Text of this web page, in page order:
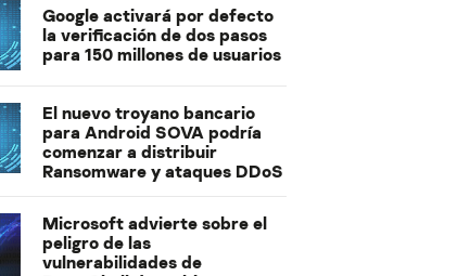
Google activará por defecto
la verificación de dos pasos
para 150 millones de usuarios
El nuevo troyano bancario
para Android SOVA podría
comenzar a distribuir
Ransomware y ataques DDoS
Microsoft advierte sobre el
peligro de las
vulnerabilidades de